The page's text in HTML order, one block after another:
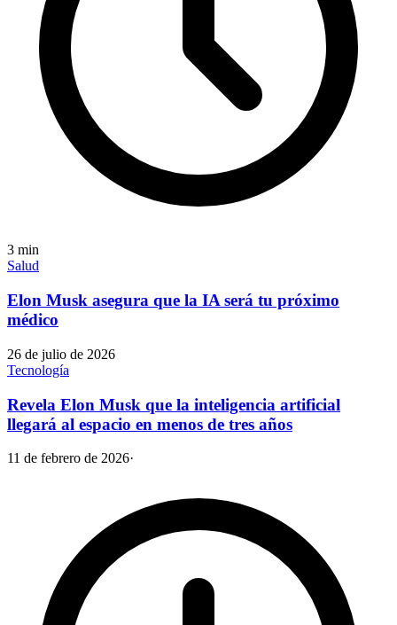
3 min
Salud
Elon Musk asegura que la IA será tu próximo
médico
26 de julio de 2026
Tecnología
Revela Elon Musk que la inteligencia artificial
llegará al espacio en menos de tres años
11 de febrero de 2026·